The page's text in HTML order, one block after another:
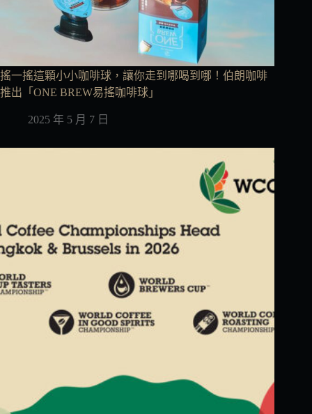
搖一搖這顆小小咖啡球，讓你走到哪喝到哪！伯朗咖啡
推出「ONE BREW易搖咖啡球」
2025 年 5 月 7 日